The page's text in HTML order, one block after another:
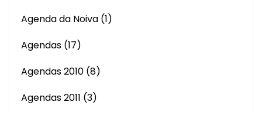
Agenda da Noiva (1)
Agendas (17)
Agendas 2010 (8)
Agendas 2011 (3)